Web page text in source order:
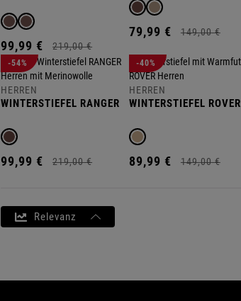
99,99 € 219,00 €
79,99 € 149,00 €
HERREN
WINTERSTIEFEL RANGER
99,99 € 219,00 €
-54%
HERREN
WINTERSTIEFEL ROVER
89,99 € 149,00 €
-40%
Relevanz